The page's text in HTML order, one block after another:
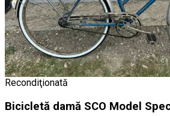
Recondiţionată
Bicicletă damă SCO Model